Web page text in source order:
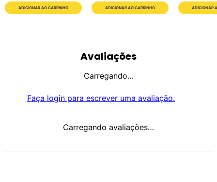
ADICIONAR AO CARRINHO ADICIONAR AO CARRINHO ADICIONAR
Avaliações
Carregando…
Faça login para escrever uma avaliação.
Carregando avaliações…